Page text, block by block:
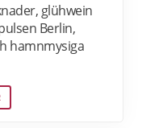
glühwein
Berlin,
hamnmysiga
får du uppleva
och Rostock –